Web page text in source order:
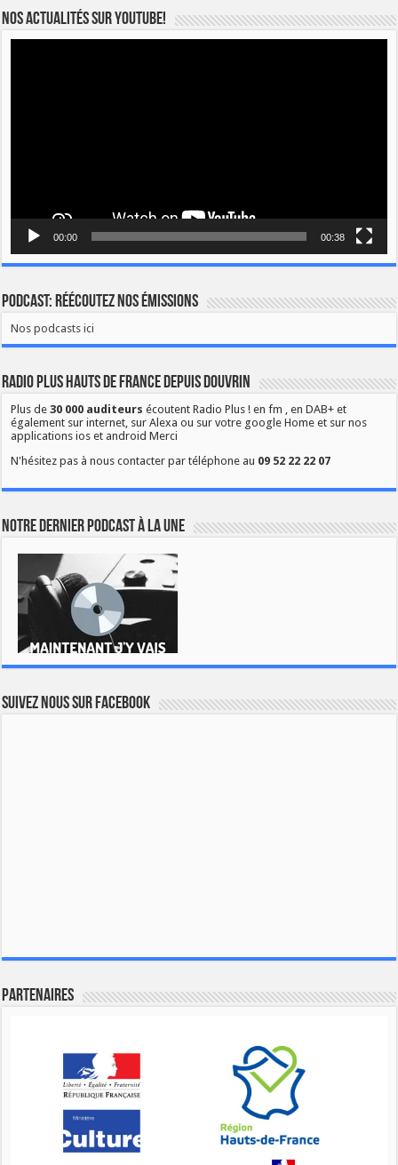
Nos actualités sur YOUTUBE!
00:00 00:38
Podcast: Réécoutez nos émissions
Nos podcasts ici
Radio Plus Hauts de France depuis Douvrin
Plus de30 000 auditeurs écoutent Radio Plus ! en fm , en DAB+ et
également sur internet, sur Alexa ou sur votre google Home et sur nos
applications ios et android Merci
N'hésitez pas à nous contacter par téléphone au 09 52 22 22 07
Notre dernier podcast à la une
Suivez nous sur Facebook
Partenaires